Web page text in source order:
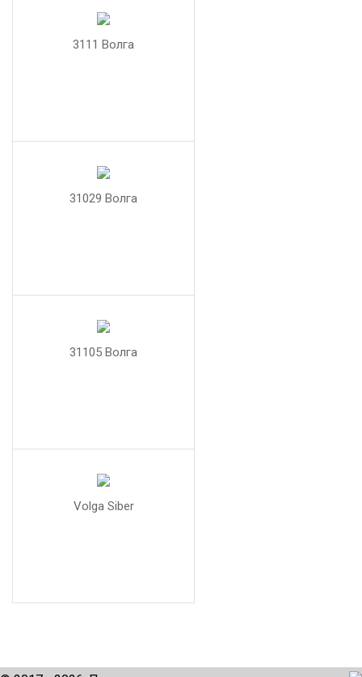
3111 Волга
31029 Волга
31105 Волга
Volga Siber